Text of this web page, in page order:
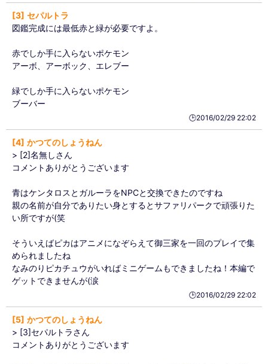
3 セパルトラ
図鑑完成には最低赤と緑が必要ですよ。
赤でしか手に入らないポケモン
アーボ、アーボック、エレブー
緑でしか手に入らないポケモン
ブーバー
🕒️2016/02/29 22:02
4 かつてのしょうねん
> [2]名無しさん
コメントありがとうございます
青はケンタロスとガルーラをNPCと交換できたのですね
親の名前が自分でありたい身とするとサファリパークで頑張りた
い所ですが(笑
そういえばピカはアニメになぞらえて御三家を一回のプレイで集
められましたね
なみのりピカチュウがいればミニゲームもできましたね！本編で
ゲットできませんが(涙
🕒️2016/02/29 22:02
5 かつてのしょうねん
> [3]セパルトラさん
コメントありがとうございます